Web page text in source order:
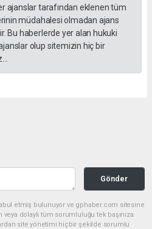
ajanslar tarafından eklenen tüm
müdahalesi olmadan ajans
Bu haberlerde yer alan hukuki
olup sitemizin hiç bir
Gönder
etmiş bulunuyor ve gphaber.com sitesine
dolaylı tüm sorumluluğu tek başınıza
site yönetimi hiçbir şekilde sorumlu